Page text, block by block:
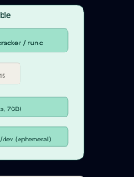
/ runc
7GB)
(ephemeral)